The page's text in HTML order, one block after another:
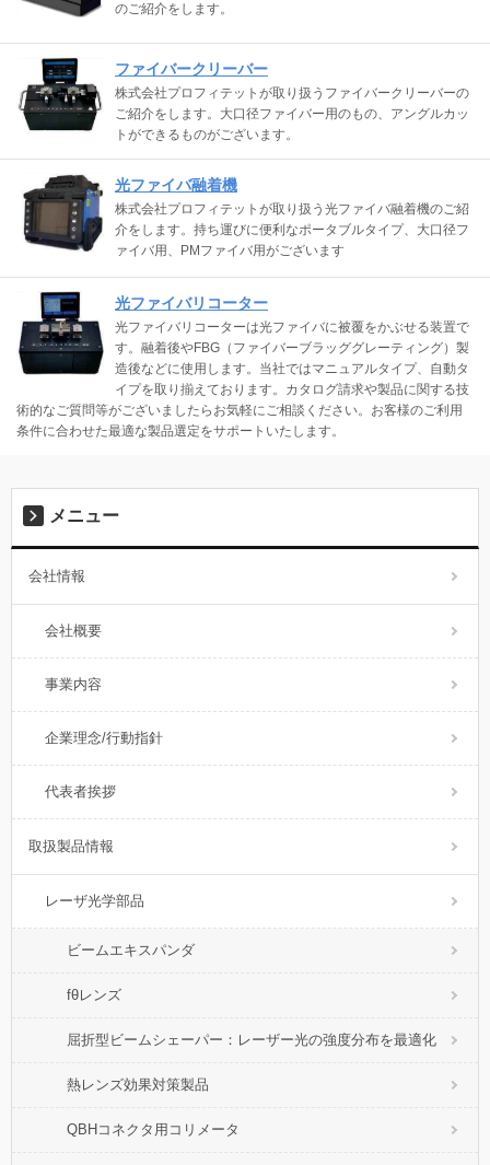
のご紹介をします。
ファイバークリーバー
株式会社プロフィテットが取り扱うファイバークリーバーの
ご紹介をします。大口径ファイバー用のもの、アングルカッ
トができるものがございます。
光ファイバ融着機
株式会社プロフィテットが取り扱う光ファイバ融着機のご紹
介をします。持ち運びに便利なポータブルタイプ、大口径フ
ァイバ用、PMファイバ用がございます
光ファイバリコーター
光ファイバリコーターは光ファイバに被覆をかぶせる装置で
す。融着後やFBG（ファイバーブラッググレーティング）製
造後などに使用します。当社ではマニュアルタイプ、自動タ
イプを取り揃えております。カタログ請求や製品に関する技
術的なご質問等がございましたらお気軽にご相談ください。お客様のご利用
条件に合わせた最適な製品選定をサポートいたします。
メニュー
会社情報
会社概要
事業内容
企業理念/行動指針
代表者挨拶
取扱製品情報
レーザ光学部品
ビームエキスパンダ
fθレンズ
屈折型ビームシェーパー：レーザー光の強度分布を最適化
熱レンズ効果対策製品
QBHコネクタ用コリメータ